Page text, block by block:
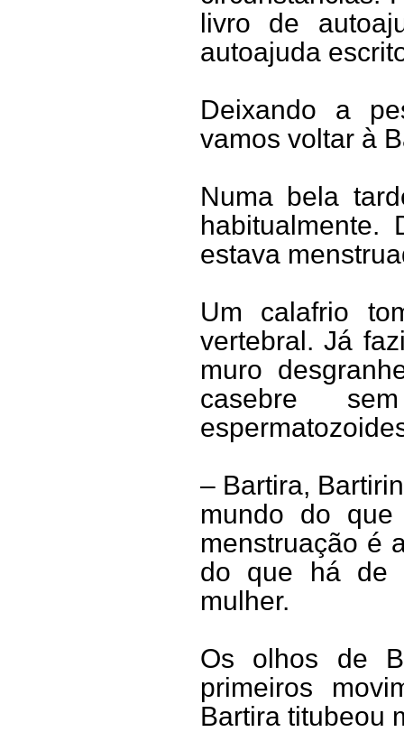
livro de
autoajuda
Deixando a
vamos voltar à
Numa bela
habitualmente.
estava
Um calafrio
vertebral. Já
muro
casebre
– Bartira,
mundo do que
menstruação é
do que há de
mulher.
Os olhos de
primeiros
Bartira titubeou